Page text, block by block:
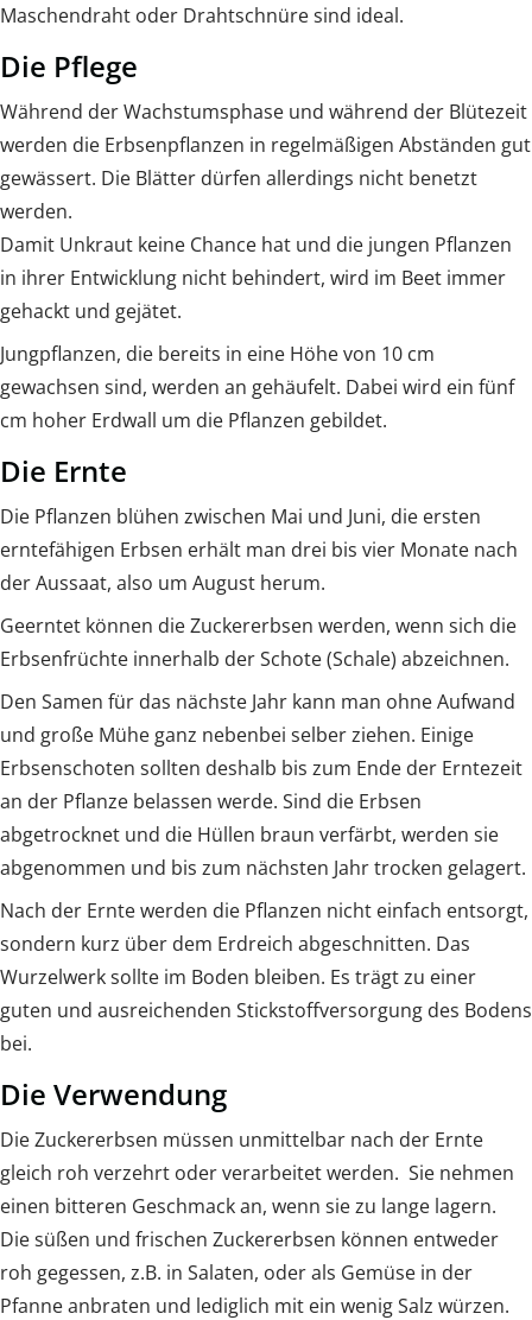
Maschendraht oder Drahtschnüre sind ideal.
Die Pflege
Während der Wachstumsphase und während der Blütezeit
werden die Erbsenpflanzen in regelmäßigen Abständen gut
gewässert. Die Blätter dürfen allerdings nicht benetzt
werden.
Damit Unkraut keine Chance hat und die jungen Pflanzen
in ihrer Entwicklung nicht behindert, wird im Beet immer
gehackt und gejätet.
Jungpflanzen, die bereits in eine Höhe von 10 cm
gewachsen sind, werden an gehäufelt. Dabei wird ein fünf
cm hoher Erdwall um die Pflanzen gebildet.
Die Ernte
Die Pflanzen blühen zwischen Mai und Juni, die ersten
erntefähigen Erbsen erhält man drei bis vier Monate nach
der Aussaat, also um August herum.
Geerntet können die Zuckererbsen werden, wenn sich die
Erbsenfrüchte innerhalb der Schote (Schale) abzeichnen.
Den Samen für das nächste Jahr kann man ohne Aufwand
und große Mühe ganz nebenbei selber ziehen. Einige
Erbsenschoten sollten deshalb bis zum Ende der Erntezeit
an der Pflanze belassen werde. Sind die Erbsen
abgetrocknet und die Hüllen braun verfärbt, werden sie
abgenommen und bis zum nächsten Jahr trocken gelagert.
Nach der Ernte werden die Pflanzen nicht einfach entsorgt,
sondern kurz über dem Erdreich abgeschnitten. Das
Wurzelwerk sollte im Boden bleiben. Es trägt zu einer
guten und ausreichenden Stickstoffversorgung des Bodens
bei.
Die Verwendung
Die Zuckererbsen müssen unmittelbar nach der Ernte
gleich roh verzehrt oder verarbeitet werden. Sie nehmen
einen bitteren Geschmack an, wenn sie zu lange lagern.
Die süßen und frischen Zuckererbsen können entweder
roh gegessen, z.B. in Salaten, oder als Gemüse in der
Pfanne anbraten und lediglich mit ein wenig Salz würzen.